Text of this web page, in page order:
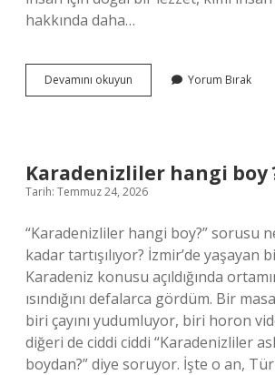
hakkında daha…
Devamını okuyun
pekmezinin
Yorum Bırak
Karadenizliler hangi boy
Tarih: Temmuz 24, 2026
“Karadenizliler hangi boy?” sorusu
kadar tartışılıyor? İzmir’de yaşayan
Karadeniz konusu açıldığında
ısındığını defalarca gördüm. Bir
biri çayını yudumluyor, biri horon
diğeri de ciddi ciddi “Karadenizliler
boydan?” diye soruyor. İşte o an,